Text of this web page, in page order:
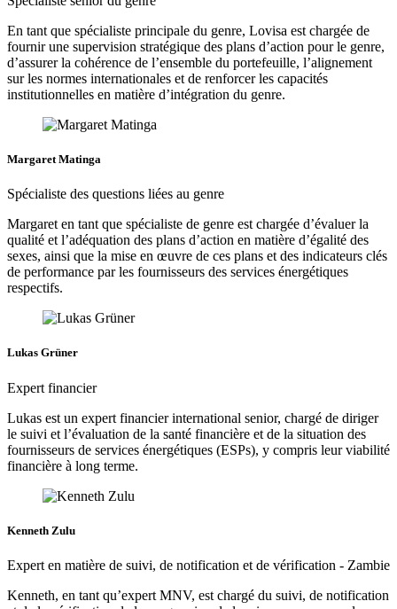
En tant que spécialiste principale du genre, Lovisa est chargée de
fournir une supervision stratégique des plans d’action pour le genre,
d’assurer la cohérence de l’ensemble du portefeuille, l’alignement
sur les normes internationales et de renforcer les capacités
institutionnelles en matière d’intégration du genre.
Margaret Matinga
Spécialiste des questions liées au genre
Margaret en tant que spécialiste de genre est chargée d’évaluer la
qualité et l’adéquation des plans d’action en matière d’égalité des
sexes, ainsi que la mise en œuvre de ces plans et des indicateurs clés
de performance par les fournisseurs des services énergétiques
respectifs.
Lukas Grüner
Expert financier
Lukas est un expert financier international senior, chargé de diriger
le suivi et l’évaluation de la santé financière et de la situation des
fournisseurs de services énergétiques (ESPs), y compris leur viabilité
financière à long terme.
Kenneth Zulu
Expert en matière de suivi, de notification et de vérification - Zambie
Kenneth, en tant qu’expert MNV, est chargé du suivi, de notification